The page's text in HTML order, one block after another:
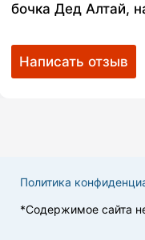
бочка Дед Алтай,
Написать отзыв
Политика
*Cодержимое сайта